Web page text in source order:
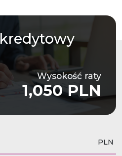
kredytowy
Wysokość raty
1,050 PLN
PLN